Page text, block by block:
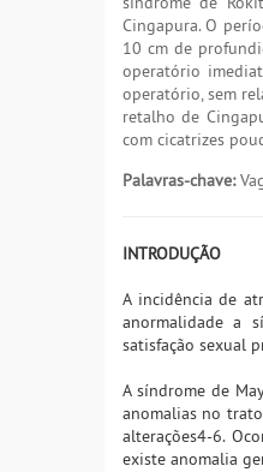
Cingapura. O
10 cm de
operatório
operatório, sem
retalho de
com cicatrizes
Palavras-chave:
INTRODUÇÃO
A incidência de
anormalidade a
satisfação sexual
A síndrome de
anomalias no
alterações4-6.
existe anomalia